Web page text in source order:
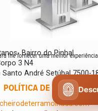
Bairro do Pinhal
3 N4
Santo André Setúbal 7500-
lhe fornecer uma melhor
POLÍTICA DE COOKIES